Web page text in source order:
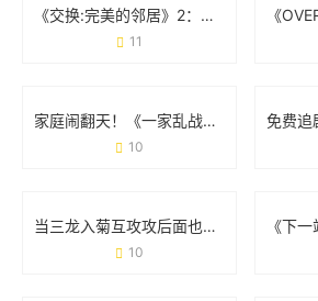
《交换:完美的邻居》2：当「身份互换」撞上「鸡毛蒜皮」
11
家庭闹翻天！《一家乱战第07集》剧情亮点全梳理
10
当三龙入菊互攻攻后面也有：一场网络热梗的狂欢与边界讨论
10